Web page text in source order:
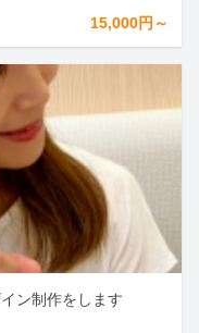
15,000円～
ン制作をします